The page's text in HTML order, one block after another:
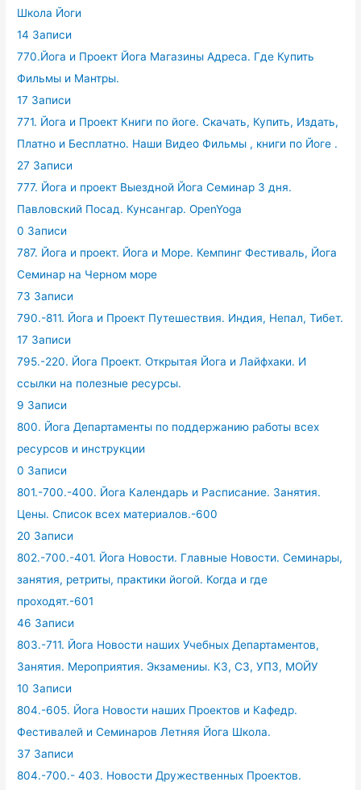
Школа Йоги
14 Записи
770.Йога и Проект Йога Магазины Адреса. Где Купить
Фильмы и Мантры.
17 Записи
771. Йога и Проект Книги по йоге. Скачать, Купить, Издать,
Платно и Бесплатно. Наши Видео Фильмы , книги по Йоге .
27 Записи
777. Йога и проект Выездной Йога Семинар 3 дня.
Павловский Посад. Кунсангар. OpenYoga
0 Записи
787. Йога и проект. Йога и Море. Кемпинг Фестиваль, Йога
Семинар на Черном море
73 Записи
790.-811. Йога и Проект Путешествия. Индия, Непал, Тибет.
17 Записи
795.-220. Йога Проект. Открытая Йога и Лайфхаки. И
ссылки на полезные ресурсы.
9 Записи
800. Йога Департаменты по поддержанию работы всех
ресурсов и инструкции
0 Записи
801.-700.-400. Йога Календарь и Расписание. Занятия.
Цены. Список всех материалов.-600
20 Записи
802.-700.-401. Йога Новости. Главные Новости. Семинары,
занятия, ретриты, практики йогой. Когда и где
проходят.-601
46 Записи
803.-711. Йога Новости наших Учебных Департаментов,
Занятия. Мероприятия. Экзамениы. КЗ, СЗ, УПЗ, МОЙУ
10 Записи
804.-605. Йога Новости наших Проектов и Кафедр.
Фестивалей и Семинаров Летняя Йога Школа.
37 Записи
804.-700.- 403. Новости Дружественных Проектов.